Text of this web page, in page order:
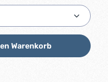
Wert ein
Warenkorb